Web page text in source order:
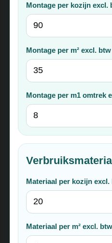
Montage per kozijn excl.
Montage per m² excl.
Montage per m1 omtrek
Materiaal per kozijn excl.
Materiaal per m² excl.